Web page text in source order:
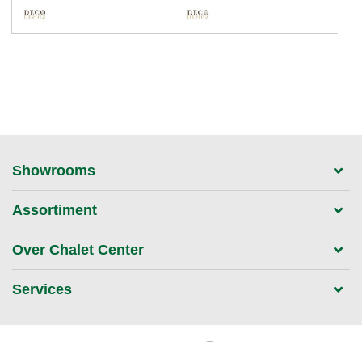
Showrooms
Assortiment
Over Chalet Center
Services